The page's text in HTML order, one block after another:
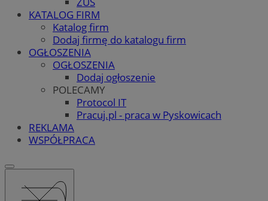
KATALOG FIRM
Katalog firm
Dodaj firmę do katalogu firm
OGŁOSZENIA
OGŁOSZENIA
Dodaj ogłoszenie
POLECAMY
Protocol IT
Pracuj.pl - praca w Pyskowicach
REKLAMA
WSPÓŁPRACA